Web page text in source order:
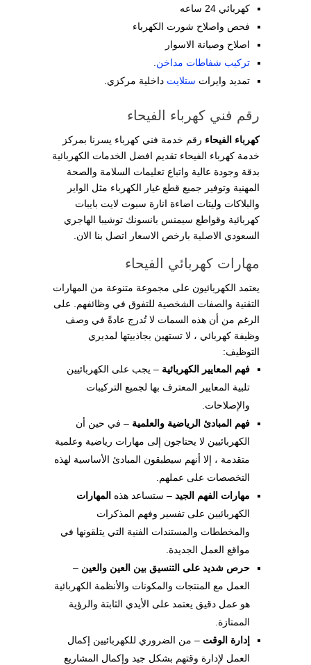
كهربائي 24 ساعه
فحص واصلاح شورت الكهرباء
اصلاح وصيانة الاسوار
تركيب شفاطات مداخن
تمديد وايرات ستلايت داخلية مركزي.
رقم فني كهرباء الفيحاء
كهرباء الفيحاء رقم خدمة فني كهرباء يسرنا بمركز
خدمة كهرباء الفيحاء تقديم افضل الخدمات الكهربائية
بدقة وجودة عالية واتباع تعليمات السلامة والصحة
المهنية وتوفير جميع قطع غيار الكهرباء مثل الواير
والبلاكات وليتات اضاءة انارة سبوت لايت بايبات
كهربائية وقواطع سيمنس بانسونك توشيبا الهاجري
السعودي الاصلية بارخص الاسعار اتصل بنا الان.
مهارات كهربائي الفيحاء
يعتمد الكهربائيون على مجموعة متنوعة من المهارات
التقنية والصفات الشخصية للتفوق في وظائفهم. على
الرغم من أن هذه السمات لا تُدرج عادةً في وصف
وظيفة كهربائي ، لا تستهين بجاذبيتها لمديري
التوظيف:
فهم المعايير الكهربائية – يجب على الكهربائيين
تلبية المعايير المعترف بها لجميع التركيبات
والإصلاحات.
فهم المبادئ الرياضية والعلمية – في حين أن
الكهربائيين لا يحتاجون إلى مهارات رياضية وعلمية
متقدمة ، إلا أنهم سيطبقون المبادئ الأساسية لهذه
التخصصات على عملهم.
مهارات الفهم الجيد – ستساعد هذه المهارات
الكهربائيين على تفسير وفهم المذكرات
والمخططات والمستندات الفنية التي يتلقونها في
مواقع العمل الجديدة.
حرص شديد على التنسيق بين العين والعين –
العمل مع المنتجات والمكونات والأنظمة الكهربائية
هو عمل دقيق يعتمد على الأيدي الثابتة والرؤية
الممتازة.
إدارة الوقت – من الضروري للكهربائيين إكمال
العمل لإدارة وقتهم بشكل جيد وإكمال المشاريع